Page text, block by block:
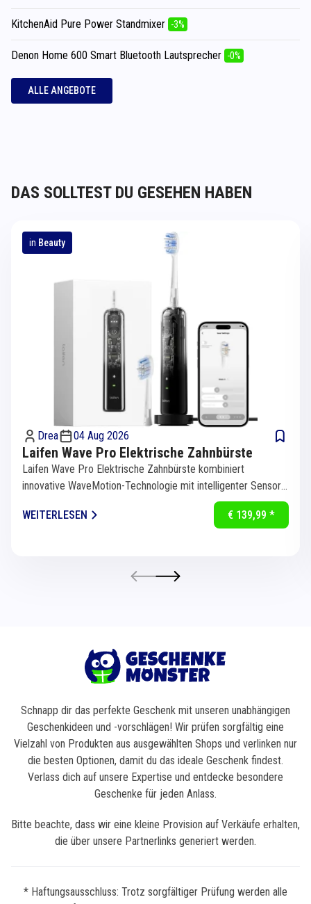
KitchenAid Pure Power Standmixer -3%
Denon Home 600 Smart Bluetooth Lautsprecher -0%
ALLE ANGEBOTE
DAS SOLLTEST DU GESEHEN HABEN
in Beauty
Drea 04 Aug 2026
Laifen Wave Pro Elektrische Zahnbürste
Laifen Wave Pro Elektrische Zahnbürste kombiniert
innovative WaveMotion-Technologie mit intelligenter Sensorik
WEITERLESEN
€ 139,99 *
Schnapp dir das perfekte Geschenk mit unseren unabhängigen
Geschenkideen und -vorschlägen! Wir prüfen sorgfältig eine
Vielzahl von Produkten aus ausgewählten Shops und verlinken nur
die besten Optionen, damit du das ideale Geschenk findest.
Verlass dich auf unsere Expertise und entdecke besondere
Geschenke für jeden Anlass.
Bitte beachte, dass wir eine kleine Provision auf Verkäufe erhalten,
die über unsere Partnerlinks generiert werden.
* Haftungsausschluss: Trotz sorgfältiger Prüfung werden alle